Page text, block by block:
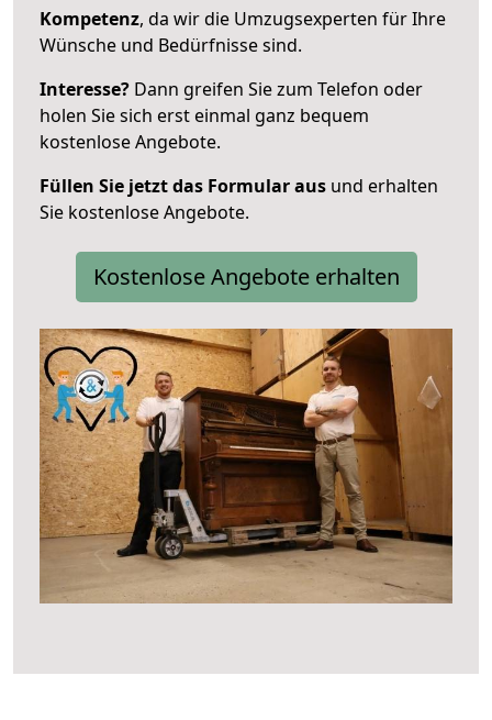
Kompetenz, da wir die Umzugsexperten für Ihre
Wünsche und Bedürfnisse sind.
Interesse? Dann greifen Sie zum Telefon oder
holen Sie sich erst einmal ganz bequem
kostenlose Angebote.
Füllen Sie jetzt das Formular aus und erhalten
Sie kostenlose Angebote.
Kostenlose Angebote erhalten